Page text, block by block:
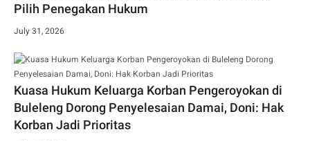
Pilih Penegakan Hukum
July 31, 2026
Kuasa Hukum Keluarga Korban Pengeroyokan di
Buleleng Dorong Penyelesaian Damai, Doni: Hak
Korban Jadi Prioritas